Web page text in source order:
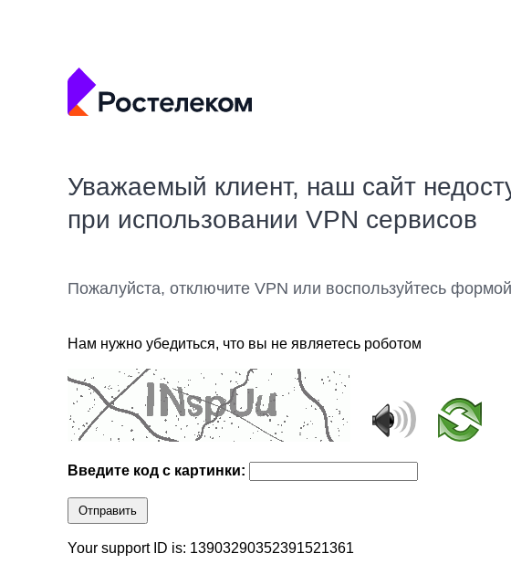
Уважаемый клиент, наш сайт
при использовании VPN сервисов
Пожалуйста, отключите VPN или воспользуйтесь
Нам нужно убедиться, что вы не являетесь роботом
Введите код с картинки:
Отправить
Your support ID is: 13903290352391521361